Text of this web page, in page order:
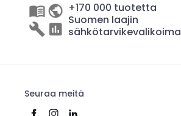
+170 000 tuotetta
Suomen laajin
sähkötarvikevalikoima
Seuraa meitä